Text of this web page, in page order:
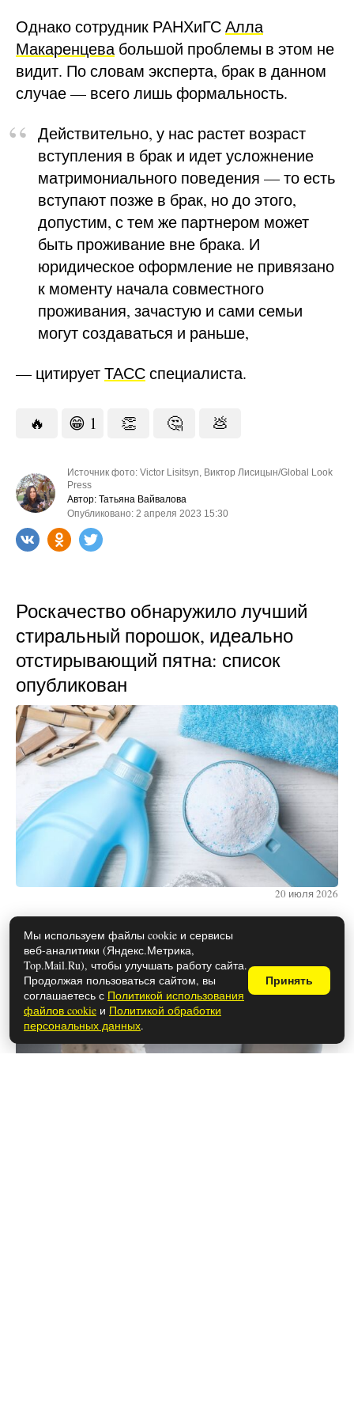
Однако сотрудник РАНХиГСАлла
Макаренцевабольшой проблемы в этом не
видит. По словам эксперта, брак в данном
случае — всего лишь формальность.
Действительно, у нас растет возраст
вступления в брак и идет усложнение
матримониального поведения — то есть
вступают позже в брак, но до этого,
допустим, с тем же партнером может
быть проживание вне брака. И
юридическое оформление не привязано
к моменту начала совместного
проживания, зачастую и сами семьи
могут создаваться и раньше,
— цитируетТАССспециалиста.
🔥 😁 1 👏 🤔 💩
Источник фото: Victor Lisitsyn, Виктор Лисицын/Global Look
Press
Автор: Татьяна Вайвалова
Опубликовано: 2 апреля 2023 15:30
Роскачество обнаружило лучший
стиральный порошок, идеально
отстирывающий пятна: список
опубликован
20 июля 2026
Что нужно, чтобы муж
присутствовал на родах: документы
и подготовка
Мы используем файлы cookie и сервисы
веб-аналитики (Яндекс.Метрика,
Top.Mail.Ru), чтобы улучшать работу сайта.
Продолжая пользоваться сайтом, вы
соглашаетесь с Политикой использования
файлов cookie и Политикой обработки
персональных данных.
Принять